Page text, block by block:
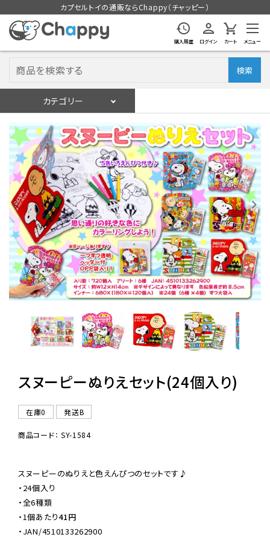
カプセルトイの通販ならChappy（チャッピー）
購入履歴 ログイン カート メニュー
検索
カテゴリー
ログイン 会員登録
入荷スケジュールをチェック
カプセルトイマシン本体
カプセルトイ
販促用空カプセル
レンタル
景品・玩具・文具
よくあるご質問
スヌーピーぬりえセット(24個入り)
在庫0 発送B
商品コード： SY-1584
スヌーピーのぬりえと色えんぴつのセットです♪
・24個入り
・全6種類
・1個あたり41円
・JAN/4510133262900